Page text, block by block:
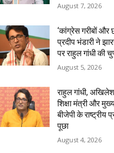
August 7, 2026
‘कांग्रेस गरीबों और
प्रदीप भंडारी ने
पर राहुल गांधी की
August 5, 2026
राहुल गांधी,
शिक्षा मंत्री और
बीजेपी के राष्ट्रीय
पूछा
August 4, 2026